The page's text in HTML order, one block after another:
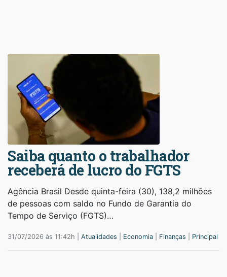
Saiba quanto o trabalhador
receberá de lucro do FGTS
Agência Brasil Desde quinta-feira (30), 138,2 milhões
de pessoas com saldo no Fundo de Garantia do
Tempo de Serviço (FGTS)…
31/07/2026 às 11:42h | Atualidades Economia Finanças Principal